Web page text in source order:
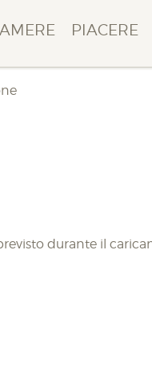
PIACERE
durante il